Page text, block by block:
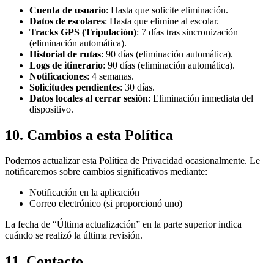
Cuenta de usuario: Hasta que solicite eliminación.
Datos de escolares: Hasta que elimine al escolar.
Tracks GPS (Tripulación): 7 días tras sincronización
(eliminación automática).
Historial de rutas: 90 días (eliminación automática).
Logs de itinerario: 90 días (eliminación automática).
Notificaciones: 4 semanas.
Solicitudes pendientes: 30 días.
Datos locales al cerrar sesión: Eliminación inmediata del
dispositivo.
10. Cambios a esta Política
Podemos actualizar esta Política de Privacidad ocasionalmente. Le
notificaremos sobre cambios significativos mediante:
Notificación en la aplicación
Correo electrónico (si proporcionó uno)
La fecha de “Última actualización” en la parte superior indica
cuándo se realizó la última revisión.